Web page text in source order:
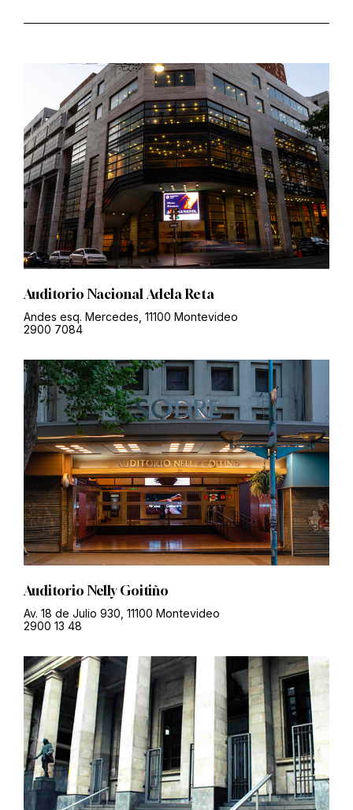
Auditorio Nacional Adela Reta
Andes esq. Mercedes, 11100 Montevideo
2900 7084
Auditorio Nelly Goitiño
Av. 18 de Julio 930, 11100 Montevideo
2900 13 48